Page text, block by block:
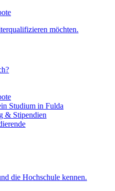
möchten.
Studium in Fulda
& Stipendien
die Hochschule kennen.